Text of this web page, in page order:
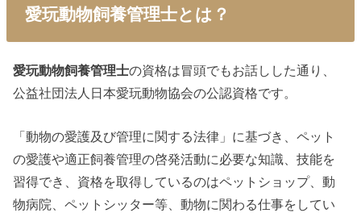
愛玩動物飼養管理士とは？
愛玩動物飼養管理士の資格は冒頭でもお話しした通り、
公益社団法人日本愛玩動物協会の公認資格です。
「動物の愛護及び管理に関する法律」に基づき、ペット
の愛護や適正飼養管理の啓発活動に必要な知識、技能を
習得でき、資格を取得しているのはペットショップ、動
物病院、ペットシッター等、動物に関わる仕事をしてい